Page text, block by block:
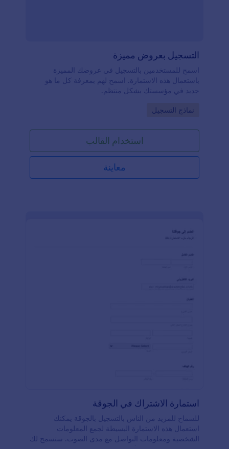
التسجيل بعروض مميزة
اسمح للمستخدمين بالتسجيل في عروضك المميزة
باستعمال هذه الاستمارة. اسمح لهم بمعرفة كل ما هو
جديد في مؤسستك بشكل منتظم.
Go to Category:
نماذج التسجيل
استخدام القالب
معاينة
استمارة الاشتراك في الجوقة
للسماح للمزيد من الناس بالتسجيل بالجوقة يمكنك
استعمال هذه الاستمارة البسيطة لجمع المعلومات
الشخصية ومعلومات التواصل مع مدى الصوت. ستسمح لك